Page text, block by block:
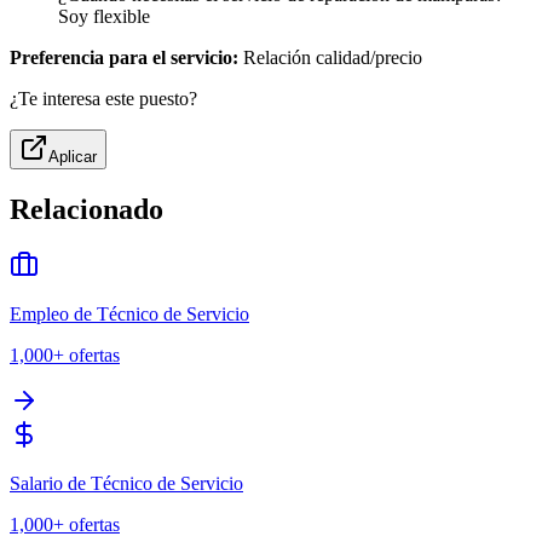
Soy flexible
Preferencia para el servicio: Relación calidad/precio
¿Te interesa este puesto?
Aplicar
Relacionado
Empleo de Técnico de Servicio
1,000+ ofertas
Salario de Técnico de Servicio
1,000+ ofertas